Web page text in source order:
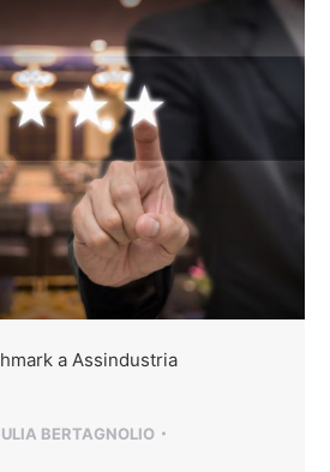
a Assindustria
BERTAGNOLIO